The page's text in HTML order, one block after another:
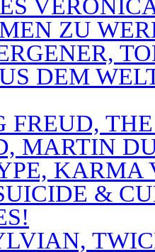
ZU
DEM
FREUD,
MARTIN
KARMA
&